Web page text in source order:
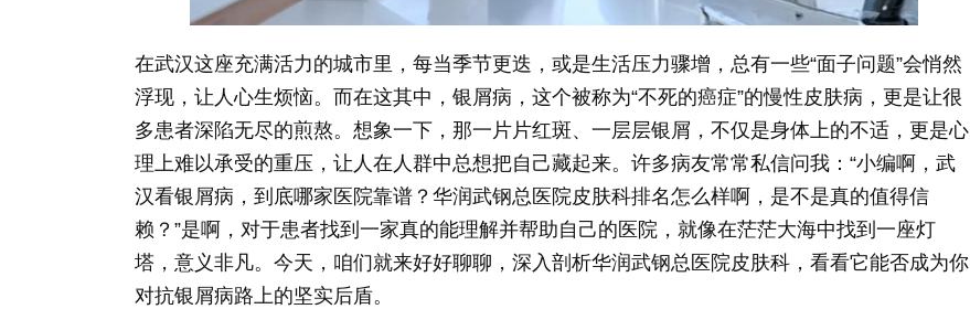
在武汉这座充满活力的城市里，每当季节更迭，或是生活压力骤增，总有一些“面子问题”会悄然
浮现，让人心生烦恼。而在这其中，银屑病，这个被称为“不死的癌症”的慢性皮肤病，更是让很
多患者深陷无尽的煎熬。想象一下，那一片片红斑、一层层银屑，不仅是身体上的不适，更是心
理上难以承受的重压，让人在人群中总想把自己藏起来。许多病友常常私信问我：“小编啊，武
汉看银屑病，到底哪家医院靠谱？华润武钢总医院皮肤科排名怎么样啊，是不是真的值得信
赖？”是啊，对于患者找到一家真的能理解并帮助自己的医院，就像在茫茫大海中找到一座灯
塔，意义非凡。今天，咱们就来好好聊聊，深入剖析华润武钢总医院皮肤科，看看它能否成为你
对抗银屑病路上的坚实后盾。